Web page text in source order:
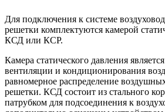
Для подключения к системе
решетки комплектуются камерой
КСД или КСР.
Камера статического давления
вентиляции и кондиционирования
равномерное распределение
решетки. КСД состоит из стального
патрубком для подсоединения к